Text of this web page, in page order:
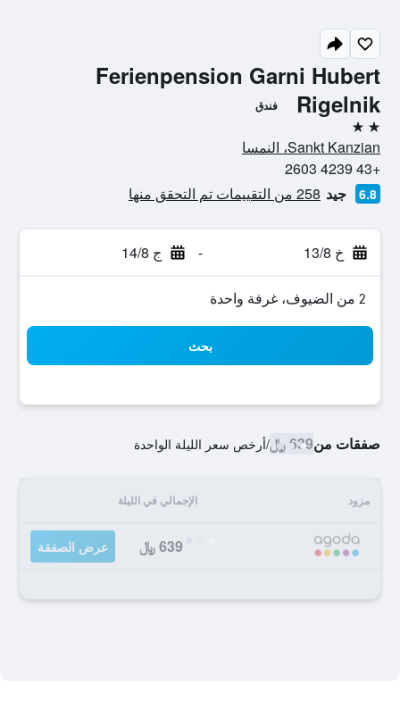
Ferienpension Garni Hubert
Rigelnik
فندق
2 نجمتين
Sankt Kanzian، النمسا
+43 4239 2603
6.8 جيد 258 من التقييمات تم التحقق منها
خ 13/8 - ج 14/8
2 من الضيوف، غرفة واحدة
بحث
صفقات من639 ﷼ /أرخص سعر الليلة الواحدة
مزود الإجمالي في الليلة
639 ﷼ عرض الصفقة